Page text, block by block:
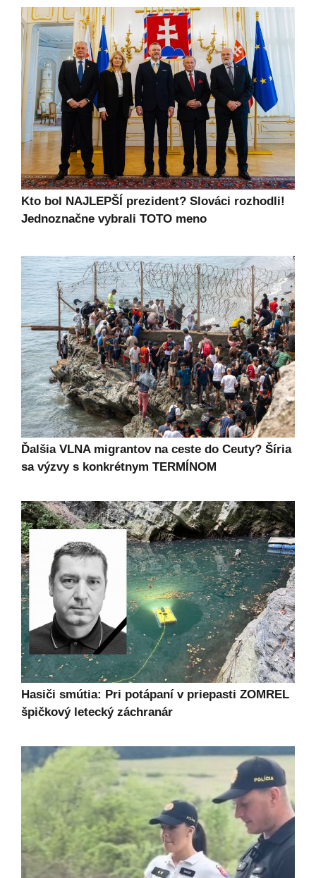
Kto bol NAJLEPŠÍ prezident? Slováci rozhodli!
Jednoznačne vybrali TOTO meno
Ďalšia VLNA migrantov na ceste do Ceuty? Šíria
sa výzvy s konkrétnym TERMÍNOM
Hasiči smútia: Pri potápaní v priepasti ZOMREL
špičkový letecký záchranár